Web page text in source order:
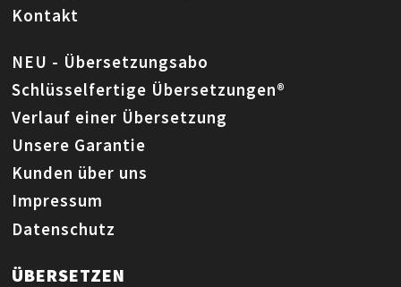
Kontakt
NEU - Übersetzungsabo
Schlüsselfertige Übersetzungen®
Verlauf einer Übersetzung
Unsere Garantie
Kunden über uns
Impressum
Datenschutz
ÜBERSETZEN